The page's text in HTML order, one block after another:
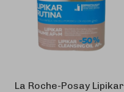
La Roche-Posay Lipikar